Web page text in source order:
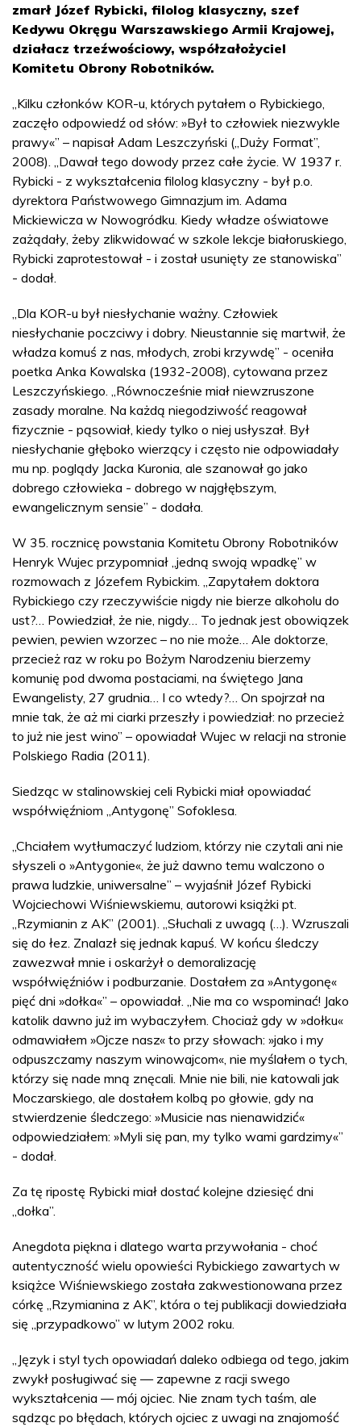
zmarł Józef Rybicki, filolog klasyczny, szef
Kedywu Okręgu Warszawskiego Armii Krajowej,
działacz trzeźwościowy, współzałożyciel
Komitetu Obrony Robotników.
„Kilku członków KOR-u, których pytałem o Rybickiego,
zaczęło odpowiedź od słów: »Był to człowiek niezwykle
prawy«” – napisał Adam Leszczyński („Duży Format”,
2008). „Dawał tego dowody przez całe życie. W 1937 r.
Rybicki - z wykształcenia filolog klasyczny - był p.o.
dyrektora Państwowego Gimnazjum im. Adama
Mickiewicza w Nowogródku. Kiedy władze oświatowe
zażądały, żeby zlikwidować w szkole lekcje białoruskiego,
Rybicki zaprotestował - i został usunięty ze stanowiska”
- dodał.
„Dla KOR-u był niesłychanie ważny. Człowiek
niesłychanie poczciwy i dobry. Nieustannie się martwił, że
władza komuś z nas, młodych, zrobi krzywdę” - oceniła
poetka Anka Kowalska (1932-2008), cytowana przez
Leszczyńskiego. „Równocześnie miał niewzruszone
zasady moralne. Na każdą niegodziwość reagował
fizycznie - pąsowiał, kiedy tylko o niej usłyszał. Był
niesłychanie głęboko wierzący i często nie odpowiadały
mu np. poglądy Jacka Kuronia, ale szanował go jako
dobrego człowieka - dobrego w najgłębszym,
ewangelicznym sensie” - dodała.
W 35. rocznicę powstania Komitetu Obrony Robotników
Henryk Wujec przypomniał „jedną swoją wpadkę” w
rozmowach z Józefem Rybickim. „Zapytałem doktora
Rybickiego czy rzeczywiście nigdy nie bierze alkoholu do
ust?… Powiedział, że nie, nigdy… To jednak jest obowiązek
pewien, pewien wzorzec – no nie może… Ale doktorze,
przecież raz w roku po Bożym Narodzeniu bierzemy
komunię pod dwoma postaciami, na świętego Jana
Ewangelisty, 27 grudnia… I co wtedy?… On spojrzał na
mnie tak, że aż mi ciarki przeszły i powiedział: no przecież
to już nie jest wino” – opowiadał Wujec w relacji na stronie
Polskiego Radia (2011).
Siedząc w stalinowskiej celi Rybicki miał opowiadać
współwięźniom „Antygonę” Sofoklesa.
„Chciałem wytłumaczyć ludziom, którzy nie czytali ani nie
słyszeli o »Antygonie«, że już dawno temu walczono o
prawa ludzkie, uniwersalne” – wyjaśnił Józef Rybicki
Wojciechowi Wiśniewskiemu, autorowi książki pt.
„Rzymianin z AK” (2001). „Słuchali z uwagą (…). Wzruszali
się do łez. Znalazł się jednak kapuś. W końcu śledczy
zawezwał mnie i oskarżył o demoralizację
współwięźniów i podburzanie. Dostałem za »Antygonę«
pięć dni »dołka«” – opowiadał. „Nie ma co wspominać! Jako
katolik dawno już im wybaczyłem. Chociaż gdy w »dołku«
odmawiałem »Ojcze nasz« to przy słowach: »jako i my
odpuszczamy naszym winowajcom«, nie myślałem o tych,
którzy się nade mną znęcali. Mnie nie bili, nie katowali jak
Moczarskiego, ale dostałem kolbą po głowie, gdy na
stwierdzenie śledczego: »Musicie nas nienawidzić«
odpowiedziałem: »Myli się pan, my tylko wami gardzimy«”
- dodał.
Za tę ripostę Rybicki miał dostać kolejne dziesięć dni
„dołka”.
Anegdota piękna i dlatego warta przywołania - choć
autentyczność wielu opowieści Rybickiego zawartych w
książce Wiśniewskiego została zakwestionowana przez
córkę „Rzymianina z AK”, która o tej publikacji dowiedziała
się „przypadkowo” w lutym 2002 roku.
„Język i styl tych opowiadań daleko odbiega od tego, jakim
zwykł posługiwać się — zapewne z racji swego
wykształcenia — mój ojciec. Nie znam tych taśm, ale
sądząc po błędach, których ojciec z uwagi na znajomość